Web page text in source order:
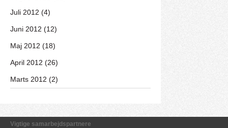
Juli 2012 (4)
Juni 2012 (12)
Maj 2012 (18)
April 2012 (26)
Marts 2012 (2)
Vigtige samarbejdspartnere